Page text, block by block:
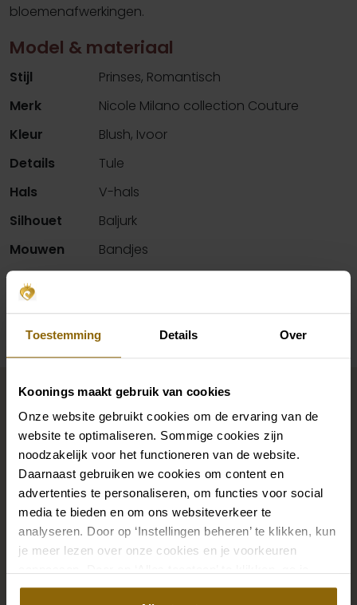
Toestemming Details Over
Koonings maakt gebruik van cookies
Onze website gebruikt cookies om de ervaring van de
website te optimaliseren. Sommige cookies zijn
noodzakelijk voor het functioneren van de website.
Daarnaast gebruiken we cookies om content en
advertenties te personaliseren, om functies voor social
media te bieden en om ons websiteverkeer te
analyseren. Door op ‘Instellingen beheren’ te klikken, kun
je meer lezen over onze cookies en je voorkeuren
akkoord met het gebruik van alle cookies.
bloemenafwerkingen.
Model & materiaal
Stijl
Prinses, Romantisch
Merk
Nicole Milano collection Couture
Kleur
Blush, Ivoor
Details
Tule
Hals
V-hals
Silhouet
Baljurk
Mouwen
Bandjes
Beschikbaarheid per winkel
Maak jouw bridallook
compleet
De perfecte trouwschoenen voor onder je trouwjurk,
maar ook kettingen, armbanden en oorbellen die
precies bij je bruidsjurk passen of een prachtige sluier,
haarband of haarspeld voor je bruidskapsel: jouw
bruidslook is pas af met bijpassende accessoires. Met